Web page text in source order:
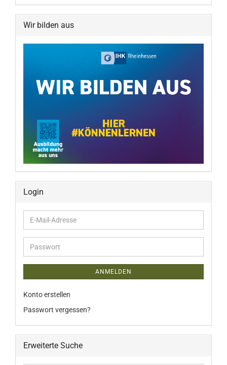
Wir bilden aus
Login
E-
Mail-
Adresse
Passwort
ANMELDEN
Konto erstellen
Passwort vergessen?
Erweiterte Suche